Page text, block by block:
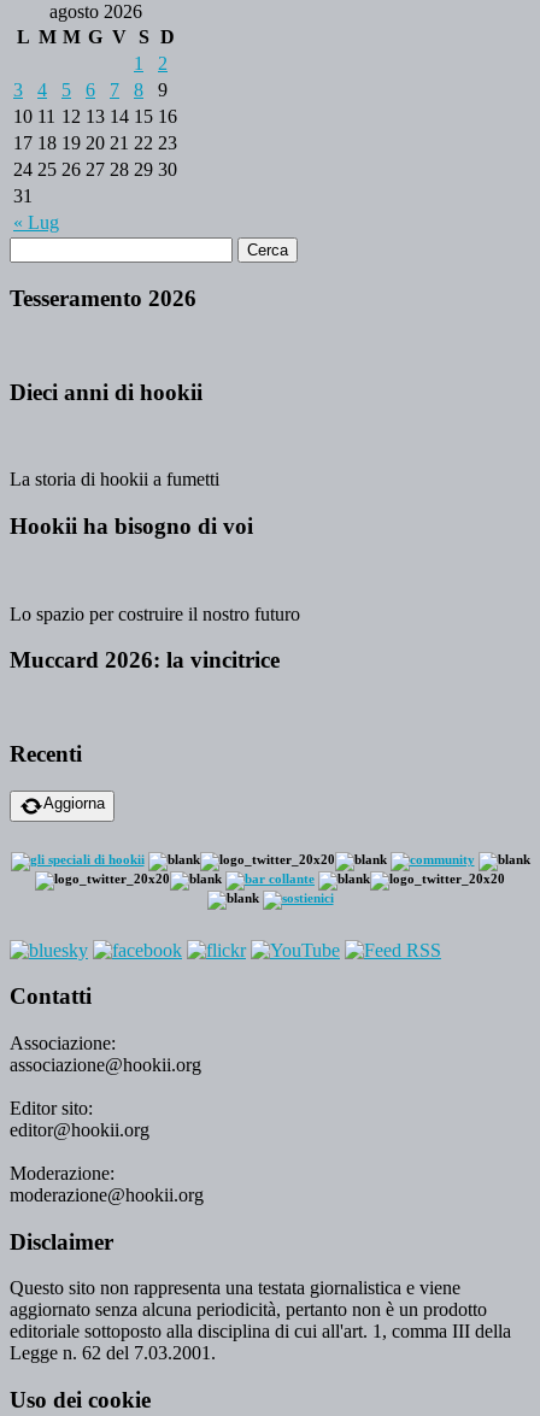
agosto 2026
L M M G V S D
« Lug
1
2
3
4 5 6 7 8
9
10 11 12 13 14 15 16
17 18 19 20 21 22 23
24 25 26 27 28 29 30
31
Tesseramento 2026
Dieci anni di hookii
La storia di hookii a fumetti
Hookii ha bisogno di voi
Lo spazio per costruire il nostro futuro
Muccard 2026: la vincitrice
Recenti
Aggiorna
Contatti
Associazione:
associazione@hookii.org
Editor sito:
editor@hookii.org
Moderazione:
moderazione@hookii.org
Disclaimer
Questo sito non rappresenta una testata giornalistica e viene
aggiornato senza alcuna periodicità, pertanto non è un prodotto
editoriale sottoposto alla disciplina di cui all'art. 1, comma III della
Legge n. 62 del 7.03.2001.
Uso dei cookie